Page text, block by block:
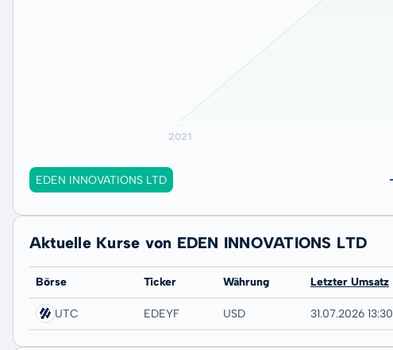
EDEN INNOVATIONS LTD
Aktuelle Kurse von EDEN INNOVATIONS LTD
Börse Ticker Währung Letzter Umsatz
UTC EDEYF USD 31.07.2026 13:30